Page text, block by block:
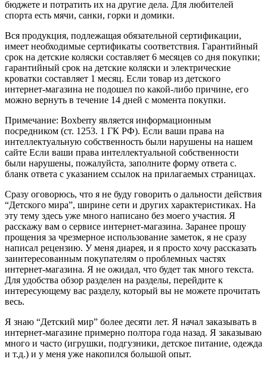
бюджете и потратить их на другие дела. Для любителей
спорта есть мячи, санки, горки и домики.
Вся продукция, подлежащая обязательной сертификации,
имеет необходимые сертификаты соответствия. Гарантийный
срок на детские коляски составляет 6 месяцев со дня покупки;
гарантийный срок на детские коляски и электрические
кроватки составляет 1 месяц. Если товар из детского
интернет-магазина не подошел по какой-либо причине, его
можно вернуть в течение 14 дней с момента покупки.
Примечание: Boxberry является информационным
посредником (ст. 1253. 1 ГК РФ). Если ваши права на
интеллектуальную собственность были нарушены на нашем
сайте Если ваши права интеллектуальной собственности
были нарушены, пожалуйста, заполните форму ответа с.
бланк ответа с указанием ссылок на прилагаемых страницах.
Сразу оговорюсь, что я не буду говорить о дальности действия
“Детского мира”, ширине сети и других характеристиках. На
эту тему здесь уже много написано без моего участия. Я
расскажу вам о сервисе интернет-магазина. Заранее прошу
прощения за чрезмерное использование заметок, я не сразу
написал рецензию. У меня диарея, и я просто хочу рассказать
заинтересованным покупателям о проблемных частях
интернет-магазина. Я не ожидал, что будет так много текста.
Для удобства обзор разделен на разделы, перейдите к
интересующему вас разделу, который вы не можете прочитать
весь.
Я знаю “Детский мир” более десяти лет. Я начал заказывать в
интернет-магазине примерно полтора года назад. Я заказываю
много и часто (игрушки, подгузники, детское питание, одежда
и т.д.) и у меня уже накопился большой опыт.